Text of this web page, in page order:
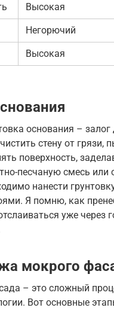
Высокая
Негорючий
Высокая
основания –
стену от грязи,
поверхность,
песчаную смесь
нанести
Я помню, как
уже через
мокрого
– это сложный
Вот основные